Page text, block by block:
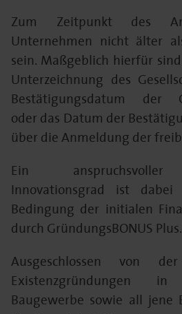
Zum Zeitpunkt des
Unternehmen nicht älter
sein. Maßgeblich hierfür
Unterzeichnung des
Bestätigungsdatum der
oder das Datum der
über die Anmeldung der
Ein anspruchsvoller
Innovationsgrad ist dabei
Bedingung der initialen
durch GründungsBONUS Plus.
Ausgeschlossen von
Existenzgründungen
Baugewerbe sowie all jene